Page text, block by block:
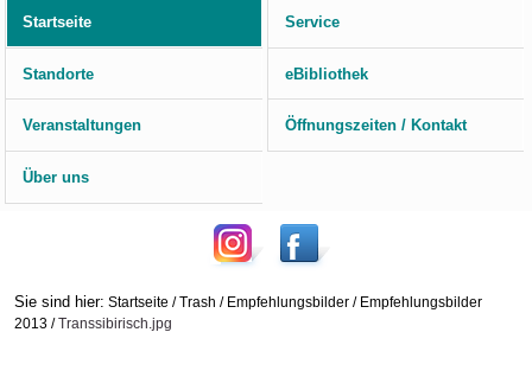
Startseite
Service
Standorte eBibliothek
Veranstaltungen Öffnungszeiten / Kontakt
Über uns
Sie sind hier: Startseite /Trash / Empfehlungsbilder / Empfehlungsbilder
2013 /Transsibirisch.jpg